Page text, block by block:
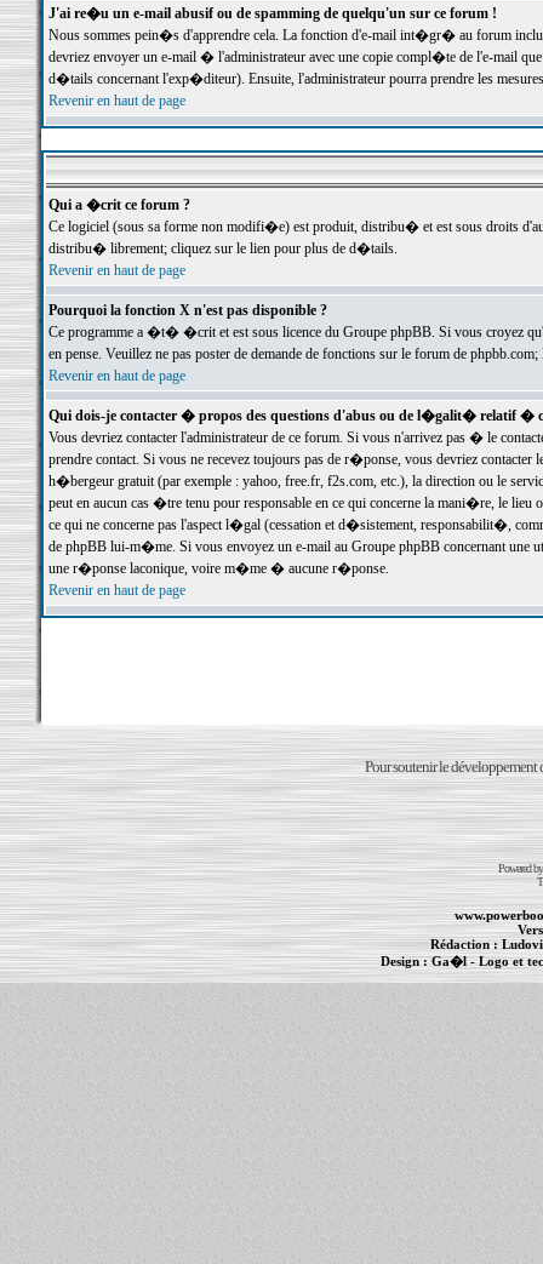
J'ai re�u un e-mail abusif ou de spamming de quelqu'un sur ce forum !
Nous sommes pein�s d'apprendre cela. La fonction d'e-mail int�gr� au forum inclut
devriez envoyer un e-mail � l'administrateur avec une copie compl�te de l'e-mail
d�tails concernant l'exp�diteur). Ensuite, l'administrateur pourra prendre les
Revenir en haut de page
Qui a �crit ce forum ?
Ce logiciel (sous sa forme non modifi�e) est produit, distribu� et est sous droits
distribu� librement; cliquez sur le lien pour plus de d�tails.
Revenir en haut de page
Pourquoi la fonction X n'est pas disponible ?
Ce programme a �t� �crit et est sous licence du Groupe phpBB. Si vous croyez
en pense. Veuillez ne pas poster de demande de fonctions sur le forum de
Revenir en haut de page
Qui dois-je contacter � propos des questions d'abus ou de l�galit� relatif �
Vous devriez contacter l'administrateur de ce forum. Si vous n'arrivez pas � le
prendre contact. Si vous ne recevez toujours pas de r�ponse, vous devriez
h�bergeur gratuit (par exemple : yahoo, free.fr, f2s.com, etc.), la direction ou le
peut en aucun cas �tre tenu pour responsable en ce qui concerne la mani�re, le
ce qui ne concerne pas l'aspect l�gal (cessation et d�sistement, responsabilit�,
de phpBB lui-m�me. Si vous envoyez un e-mail au Groupe phpBB concernant une
une r�ponse laconique, voire m�me � aucune r�ponse.
Revenir en haut de page
Pour soutenir le développement
Powered
Rédaction :
Design :Ga�l- Logo et
Informations :